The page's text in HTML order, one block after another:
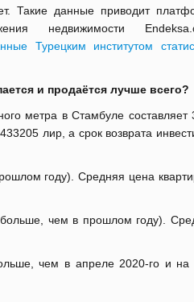
Такие данные приводит
недвижимости
Турецким институтом
и продаётся лучше всего?
метра в Стамбуле составляет
лир, а срок возврата
году). Средняя цена
чем в прошлом году).
чем в апреле 2020-го и на